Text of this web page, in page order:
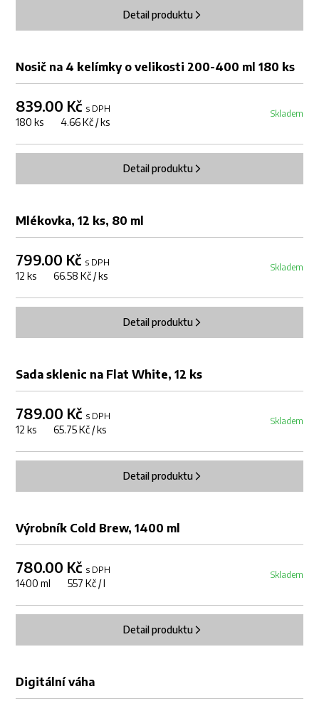
Detail produktu
DOPRODEJ
Nosič na 4 kelímky o velikosti 200-400 ml 180 ks
839.00 Kč s DPH
180 ks 4.66 Kč / ks
Skladem
Detail produktu
Mlékovka, 12 ks, 80 ml
799.00 Kč s DPH
12 ks 66.58 Kč / ks
Skladem
Detail produktu
Sada sklenic na Flat White, 12 ks
789.00 Kč s DPH
12 ks 65.75 Kč / ks
Skladem
Detail produktu
Výrobník Cold Brew, 1400 ml
780.00 Kč s DPH
1400 ml 557 Kč / l
Skladem
Detail produktu
Digitální váha